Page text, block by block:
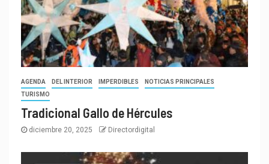
AGENDA DEL INTERIOR IMPERDIBLES
NOTICIAS PRINCIPALES
TURISMO
Tradicional Gallo de Hércules
diciembre 20, 2025 Directordigital